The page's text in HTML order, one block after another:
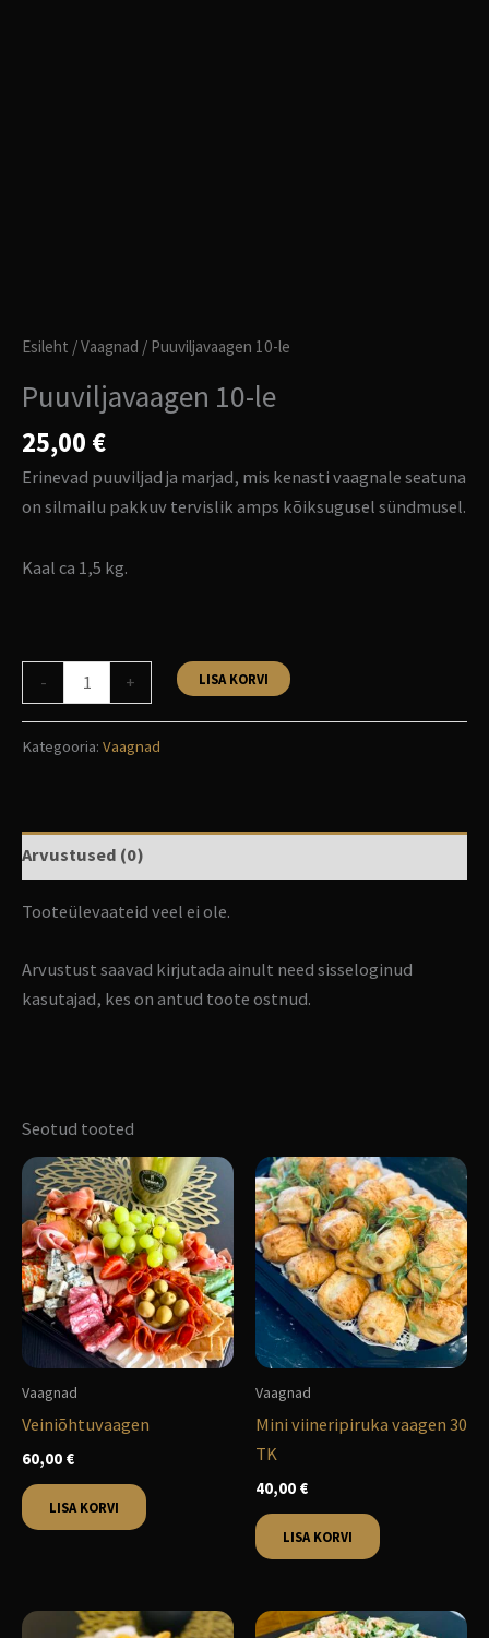
Esileht /Vaagnad / Puuviljavaagen 10-le
Puuviljavaagen 10-le
25,00 €
Erinevad puuviljad ja marjad, mis kenasti vaagnale seatuna
on silmailu pakkuv tervislik amps kõiksugusel sündmusel.
Kaal ca 1,5 kg.
- + LISA KORVI
Kategooria: Vaagnad
Arvustused (0)
Tooteülevaateid veel ei ole.
Arvustust saavad kirjutada ainult need sisseloginud
kasutajad, kes on antud toote ostnud.
Seotud tooted
Vaagnad
Veiniõhtuvaagen
60,00 €
LISA KORVI
Vaagnad
Mini viineripiruka vaagen 30
TK
40,00 €
LISA KORVI